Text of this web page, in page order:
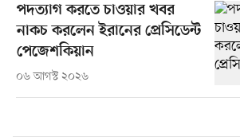
পদত্যাগ করতে চাওয়ার খবর
নাকচ করলেন ইরানের প্রেসিডেন্ট
পেজেশকিয়ান
০৬ আগস্ট ২০২৬